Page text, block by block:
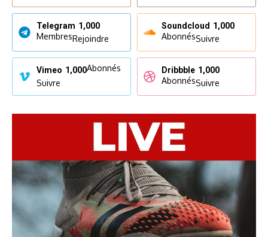
Telegram 1,000
MembresRejoindre
Soundcloud 1,000
AbonnésSuivre
Vimeo 1,000Abonnés
Suivre
Dribbble 1,000
AbonnésSuivre